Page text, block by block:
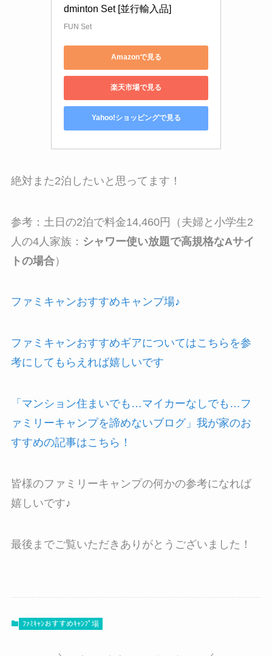
dminton Set [並行輸入品]
FUN Set
Amazonで見る
楽天市場で見る
Yahoo!ショッピングで見る
絶対また2泊したいと思ってます！
参考： 土日の2泊で料金14,460円
（夫婦と小学生2
人の4人家族： シャワー使い放題で高規格なAサイ
トの場合）
ファミキャンおすすめキャンプ場♪
ファミキャンおすすめギアについてはこちらを参
考にしてもらえれば嬉しいです
「マンション住まいでも…マイカーなしでも…フ
ァミリーキャンプを諦めないブログ」我が家のお
すすめの記事はこちら！
皆様のファミリーキャンプの何かの参考になれば
嬉しいです♪
最後までご覧いただきありがとうございました！
ﾌｧﾐｷｬﾝおすすめｷｬﾝﾌﾟ場